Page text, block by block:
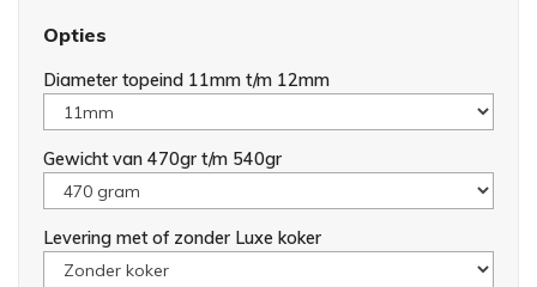
Opties
Diameter topeind 11mm t/m 12mm
Gewicht van 470gr t/m 540gr
Levering met of zonder Luxe koker